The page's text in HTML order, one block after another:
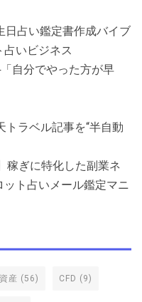
日占い鑑定書作成バイブ
いビジネス
自分でやった方が早
トラベル記事を“半自動
稼ぎに特化した副業ネ
ト占いメール鑑定マニ
産 (56) CFD (9)